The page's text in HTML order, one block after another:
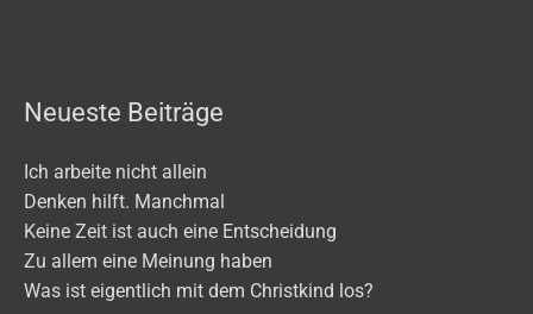
Neueste Beiträge
Ich arbeite nicht allein
Denken hilft. Manchmal
Keine Zeit ist auch eine Entscheidung
Zu allem eine Meinung haben
Was ist eigentlich mit dem Christkind los?